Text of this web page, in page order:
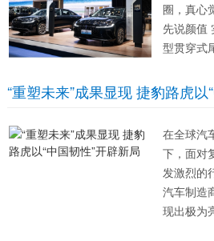
圈，真心
先说颜值
型贯穿式
又不烂大
满， 最吸
“重塑未来”成果显现 捷豹路虎以
在全球汽
下，面对
发激烈的
汽车制造
现出极为